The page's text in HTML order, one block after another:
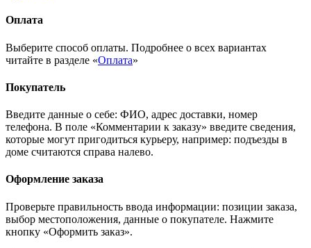
Оплата
Выберите способ оплаты. Подробнее о всех вариантах
читайте в разделе «Оплата»
Покупатель
Введите данные о себе: ФИО, адрес доставки, номер
телефона. В поле «Комментарии к заказу» введите сведения,
которые могут пригодиться курьеру, например: подъезды в
доме считаются справа налево.
Оформление заказа
Проверьте правильность ввода информации: позиции заказа,
выбор местоположения, данные о покупателе. Нажмите
кнопку «Оформить заказ».